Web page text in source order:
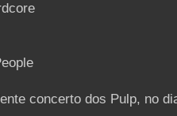
concerto dos Pulp, no